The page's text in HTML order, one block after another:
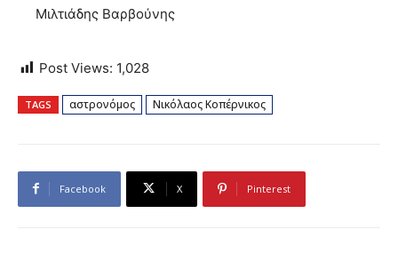
Μιλτιάδης Βαρβούνης
Post Views: 1,028
TAGS αστρονόμος Νικόλαος Κοπέρνικος
Facebook X Pinterest